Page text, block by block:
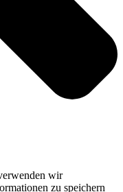
wir
zu speichern